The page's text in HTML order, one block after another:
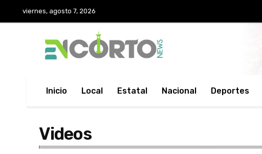
viernes, agosto 7, 2026
Inicio Local Estatal Nacional Deportes
Videos